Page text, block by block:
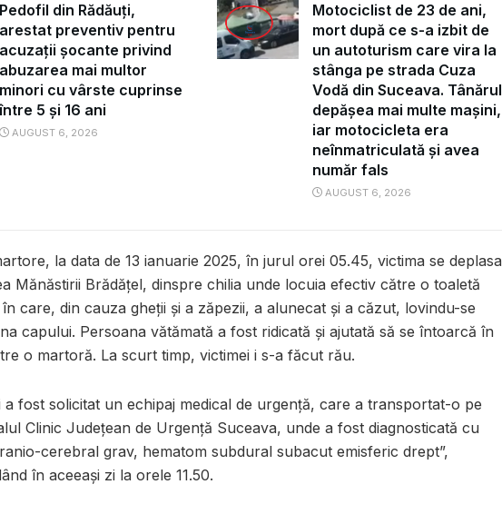
Pedofil din Rădăuți,
arestat preventiv pentru
acuzații șocante privind
abuzarea mai multor
minori cu vârste cuprinse
între 5 și 16 ani
AUGUST 6, 2026
Motociclist de 23 de ani,
mort după ce s-a izbit de
un autoturism care vira la
stânga pe strada Cuza
Vodă din Suceava. Tânărul
depășea mai multe mașini,
iar motocicleta era
neînmatriculată și avea
număr fals
AUGUST 6, 2026
la data de 13 ianuarie 2025, în jurul orei 05.45, victima se deplasa
Mănăstirii Brădățel, dinspre chilia unde locuia efectiv către o toaletă
care, din cauza gheții și a zăpezii, a alunecat și a căzut, lovindu-se
capului. Persoana vătămată a fost ridicată și ajutată să se întoarcă în
o martoră. La scurt timp, victimei i s-a făcut rău.
a fost solicitat un echipaj medical de urgență, care a transportat-o pe
Clinic Județean de Urgență Suceava, unde a fost diagnosticată cu
cerebral grav, hematom subdural subacut emisferic drept”,
în aceeași zi la orele 11.50.